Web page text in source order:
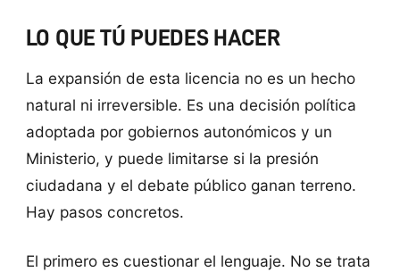
LO QUE TÚ PUEDES HACER
La expansión de esta licencia no es un hecho
natural ni irreversible. Es una decisión política
adoptada por gobiernos autonómicos y un
Ministerio, y puede limitarse si la presión
ciudadana y el debate público ganan terreno.
Hay pasos concretos.
El primero es cuestionar el lenguaje. No se trata